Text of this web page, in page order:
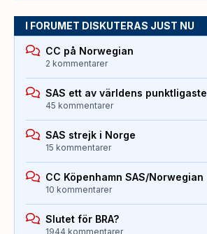
I FORUMET DISKUTERAS JUST NU
CC på Norwegian
2 kommentarer
SAS ett av världens
45 kommentarer
SAS strejk i Norge
15 kommentarer
CC Köpenhamn SAS/Norwegian
10 kommentarer
Slutet för BRA?
1944 kommentarer